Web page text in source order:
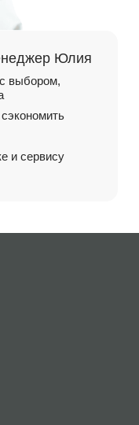
Юлия
с выбором,
и сервису